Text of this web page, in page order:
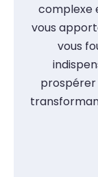
complexe
vous
vous
prospérer